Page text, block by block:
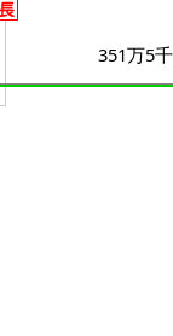
351万5